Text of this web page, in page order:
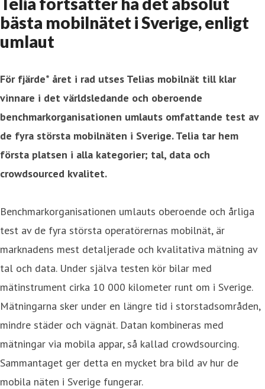
bästa mobilnätet i Sverige, enligt
umlaut
För fjärde* året i rad utses Telias mobilnät till klar
vinnare i det världsledande och oberoende
benchmarkorganisationen umlauts omfattande test av
de fyra största mobilnäten i Sverige. Telia tar hem
första platsen i alla kategorier; tal, data och
crowdsourced kvalitet.
Benchmarkorganisationen umlauts oberoende och årliga
test av de fyra största operatörernas mobilnät, är
marknadens mest detaljerade och kvalitativa mätning av
tal och data. Under själva testen kör bilar med
mätinstrument cirka 10 000 kilometer runt om i Sverige.
Mätningarna sker under en längre tid i storstadsområden,
mindre städer och vägnät. Datan kombineras med
mätningar via mobila appar, så kallad crowdsourcing.
Sammantaget ger detta en mycket bra bild av hur de
mobila näten i Sverige fungerar.